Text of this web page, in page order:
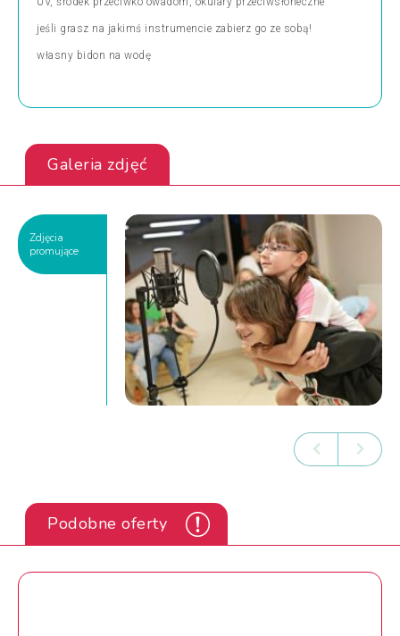
jeśli grasz na jakimś instrumencie zabierz go ze sobą!
własny bidon na wodę
Galeria zdjęć
Zdjęcia
promujące
Podobne oferty